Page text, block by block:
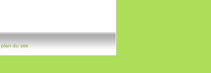
plan du site